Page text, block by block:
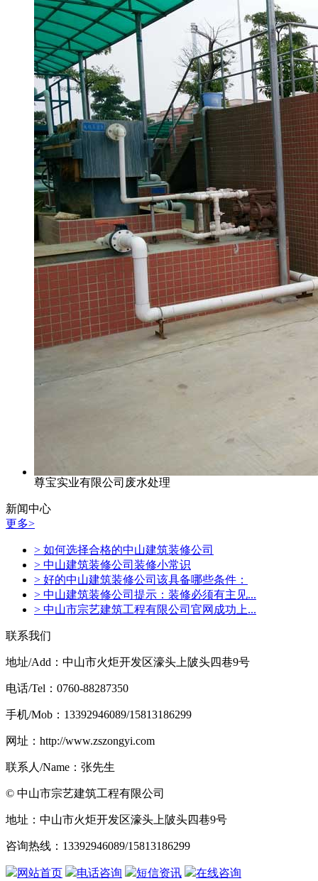
尊宝实业有限公司废水处理
新闻中心
更多>
> 如何选择合格的中山建筑装修公司
> 中山建筑装修公司装修小常识
> 好的中山建筑装修公司该具备哪些条件：
> 中山建筑装修公司提示：装修必须有主见...
> 中山市宗艺建筑工程有限公司官网成功上...
联系我们
地址/Add：中山市火炬开发区濠头上陂头四巷9号
电话/Tel：0760-88287350
手机/Mob：13392946089/15813186299
网址：http://www.zszongyi.com
联系人/Name：张先生
© 中山市宗艺建筑工程有限公司
地址：中山市火炬开发区濠头上陂头四巷9号
咨询热线：13392946089/15813186299
网站首页 电话咨询 短信资讯 在线咨询